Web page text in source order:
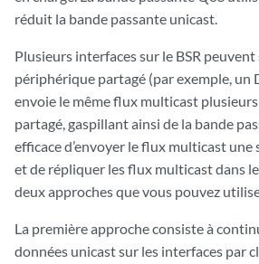
réduit la bande passante unicast.
Plusieurs interfaces sur le BSR peuvent
périphérique partagé (par exemple, un
envoie le même flux multicast plusieurs
partagé, gaspillant ainsi de la bande
efficace d’envoyer le flux multicast une
et de répliquer les flux multicast dans
deux approches que vous pouvez
La première approche consiste à
données unicast sur les interfaces par